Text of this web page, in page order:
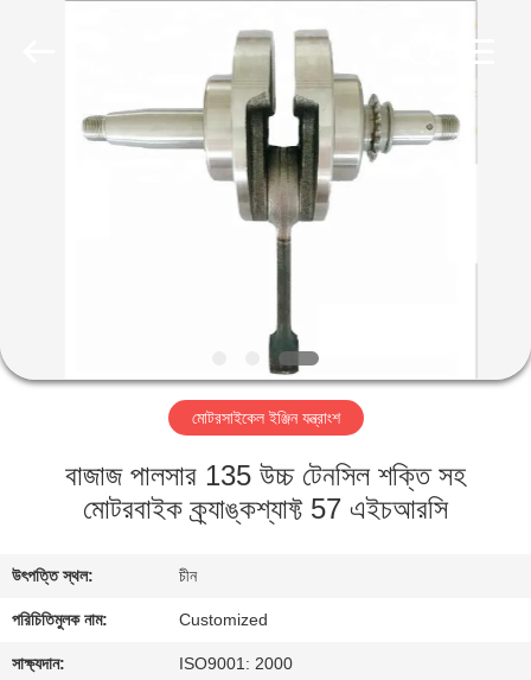
আমাদের
সম্পর্কে
কারখানা
মান
নিয়ন্ত্রণ
মোটরসাইকেল ইঞ্জিন যন্ত্রাংশ
বাজাজ পালসার 135 উচ্চ টেনসিল শক্তি সহ
মোটরবাইক ক্র্যাঙ্কশ্যাফ্ট 57 এইচআরসি
উৎপত্তি স্থল: চীন
পরিচিতিমুলক নাম: Customized
সাক্ষ্যদান: ISO9001: 2000